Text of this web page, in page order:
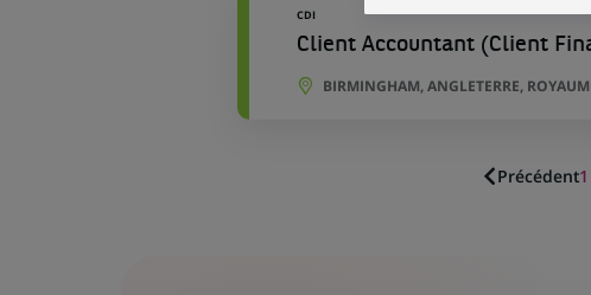
CDI
Client Accountant (Client
BIRMINGHAM, ANGLETERRE,
Précédent1